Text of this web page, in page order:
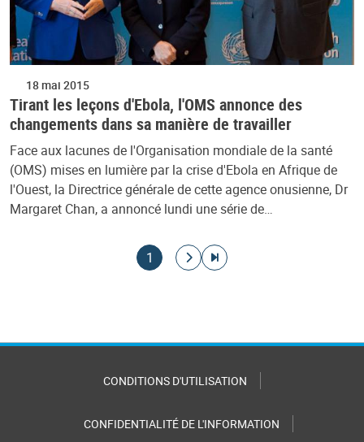
18 mai 2015
Tirant les leçons d'Ebola, l'OMS annonce des
changements dans sa manière de travailler
Face aux lacunes de l'Organisation mondiale de la santé
(OMS) mises en lumière par la crise d'Ebola en Afrique de
l'Ouest, la Directrice générale de cette agence onusienne, Dr
Margaret Chan, a annoncé lundi une série de…
Page courante
1
Aller à la page suivante
Aller à la dernière page
CONDITIONS D'UTILISATION
CONFIDENTIALITÉ DE L'INFORMATION